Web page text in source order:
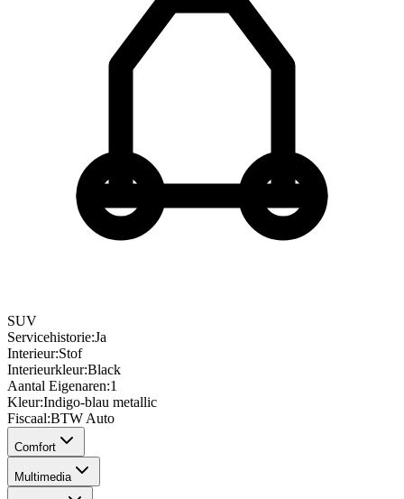
SUV
Servicehistorie:Ja
Interieur:Stof
Interieurkleur:Black
Aantal Eigenaren:1
Kleur:Indigo-blau metallic
Fiscaal:BTW Auto
Comfort
Multimedia